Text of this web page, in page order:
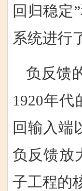
回归稳定
系统进行
负反馈
1920年
回输入端
负反馈放
子工程的